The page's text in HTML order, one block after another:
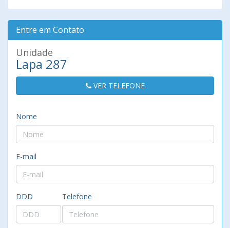
Entre em Contato
Unidade
Lapa 287
VER TELEFONE
Nome
E-mail
DDD Telefone